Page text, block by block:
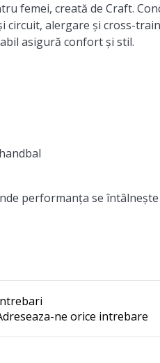
femei, creată de Craft.
alergare și cross-
asigură confort și stil.
performanța se
ne orice intrebare